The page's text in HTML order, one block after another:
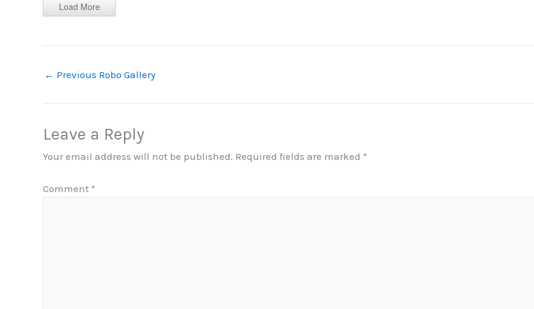
Load More
← Previous Robo Gallery
Leave a Reply
Your email address will not be published. Required fields are marked *
Comment *